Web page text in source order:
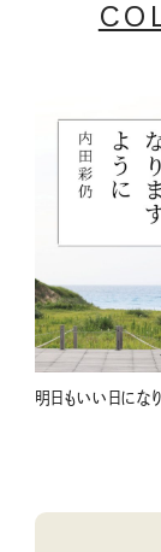
明日もいい日にな